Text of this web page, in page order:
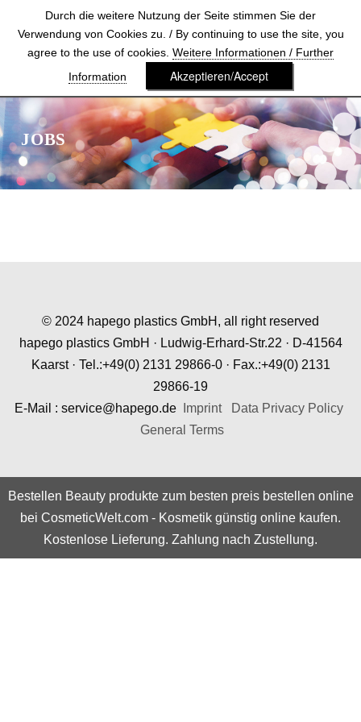
JOBS
© 2024 hapego plastics GmbH, all right reserved
hapego plastics GmbH · Ludwig-Erhard-Str.22 · D-41564
Kaarst · Tel.:+49(0) 2131 29866-0 · Fax.:+49(0) 2131
29866-19
E-Mail : service@hapego.de
Imprint
Data Privacy Policy
General Terms
Bestellen Beauty produkte zum besten preis bestellen online
bei CosmeticWelt.com - Kosmetik günstig online kaufen.
Kostenlose Lieferung. Zahlung nach Zustellung.
Durch die weitere Nutzung der Seite stimmen Sie der
Verwendung von Cookies zu. / By continuing to use the site, you
agree to the use of cookies. Weitere Informationen / Further
Information
Akzeptieren/Accept